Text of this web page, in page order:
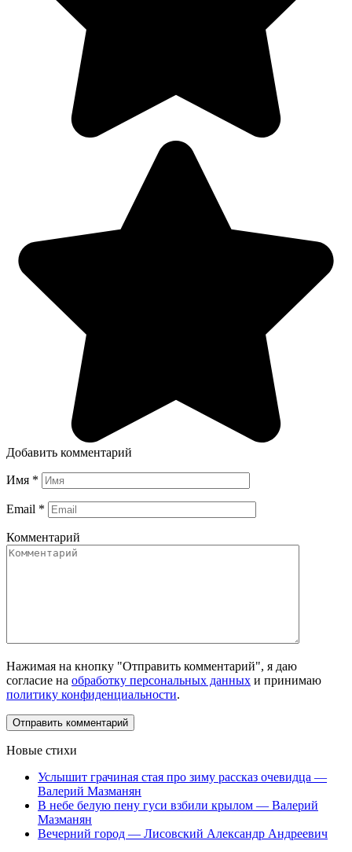
Добавить комментарий
Имя *
Email *
Комментарий
Нажимая на кнопку "Отправить комментарий", я даю
согласие на обработку персональных данных и принимаю
политику конфиденциальности.
Новые стихи
Услышит грачиная стая про зиму рассказ очевидца —
Валерий Мазманян
В небе белую пену гуси взбили крылом — Валерий
Мазманян
Вечерний город — Лисовский Александр Андреевич